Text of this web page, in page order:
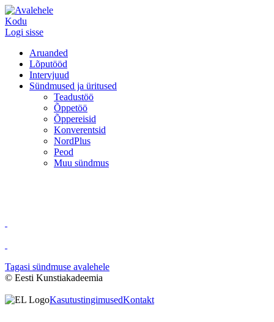
Kodu
Logi sisse
Aruanded
Lõputööd
Intervjuud
Sündmused ja üritused
Teadustöö
Õppetöö
Õppereisid
Konverentsid
NordPlus
Peod
Muu sündmus
Tagasi sündmuse avalehele
© Eesti Kunstiakadeemia
KasutustingimusedKontakt